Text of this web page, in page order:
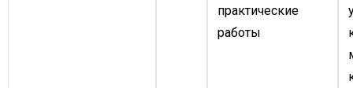
практические
работы